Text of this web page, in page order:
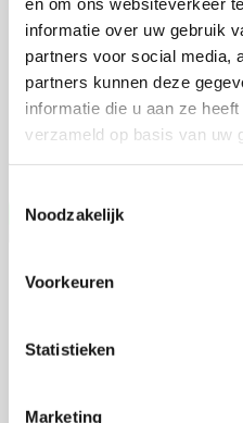
informatie over uw gebruik
partners voor social media,
partners kunnen deze
informatie die u aan ze
verzameld op basis van uw
Noodzakelijk
Voorkeuren
Statistieken
Marketing
Auxin Response
2 september 2026
Martijn de Roij
Wageningen University
Open Ebook
Jia Li
Deciphering the
Jia Li